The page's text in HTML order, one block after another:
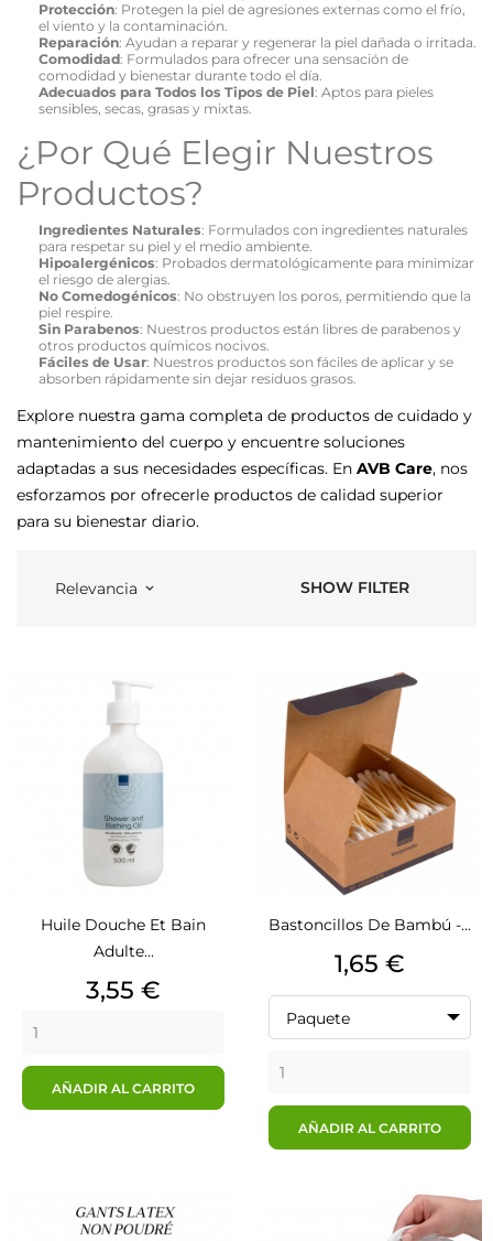
Protección: Protegen la piel de agresiones externas como el frío,
el viento y la contaminación.
Reparación: Ayudan a reparar y regenerar la piel dañada o irritada.
Comodidad: Formulados para ofrecer una sensación de
comodidad y bienestar durante todo el día.
Adecuados para Todos los Tipos de Piel: Aptos para pieles
sensibles, secas, grasas y mixtas.
¿Por Qué Elegir Nuestros
Productos?
Ingredientes Naturales: Formulados con ingredientes naturales
para respetar su piel y el medio ambiente.
Hipoalergénicos: Probados dermatológicamente para minimizar
el riesgo de alergias.
No Comedogénicos: No obstruyen los poros, permitiendo que la
piel respire.
Sin Parabenos: Nuestros productos están libres de parabenos y
otros productos químicos nocivos.
Fáciles de Usar: Nuestros productos son fáciles de aplicar y se
absorben rápidamente sin dejar residuos grasos.
Explore nuestra gama completa de productos de cuidado y
mantenimiento del cuerpo y encuentre soluciones
adaptadas a sus necesidades específicas. En AVB Care, nos
esforzamos por ofrecerle productos de calidad superior
para su bienestar diario.
Relevancia keyboard_arrow_down SHOW FILTER
Huile Douche Et Bain
Adulte...
Precio
3,55 €
AÑADIR AL CARRITO
Bastoncillos De Bambú -...
Precio
1,65 €
Paquete
AÑADIR AL CARRITO